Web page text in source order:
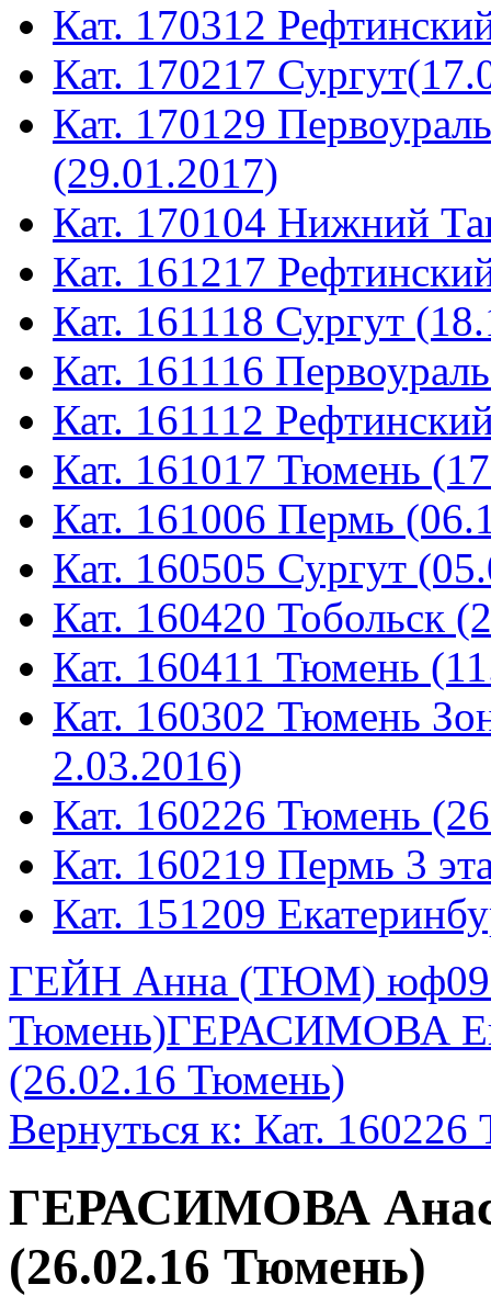
Кат. 170312
Кат. 170217
Кат. 170129
(29.01.2017)
Кат. 170104 Нижний
Кат. 161217
Кат. 161118 Сургут
Кат. 161116
Кат. 161112
Кат. 161017 Тюмень
Кат. 161006 Пермь
Кат. 160505 Сургут
Кат. 160420 Тобольск
Кат. 160411 Тюмень
Кат. 160302 Тюмень
2.03.2016)
Кат. 160226 Тюмень
Кат. 160219 Пермь 3
Кат. 151209
ГЕЙН Анна (ТЮМ) юф09.
Тюмень)ГЕРАСИМОВА
(26.02.16 Тюмень)
Вернуться к: Кат.
ГЕРАСИМОВА
(26.02.16 Тюмень)